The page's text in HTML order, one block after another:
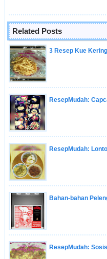
Related Posts
3 Resep Kue
ResepMudah:
ResepMudah:
Bahan-bahan
ResepMudah: